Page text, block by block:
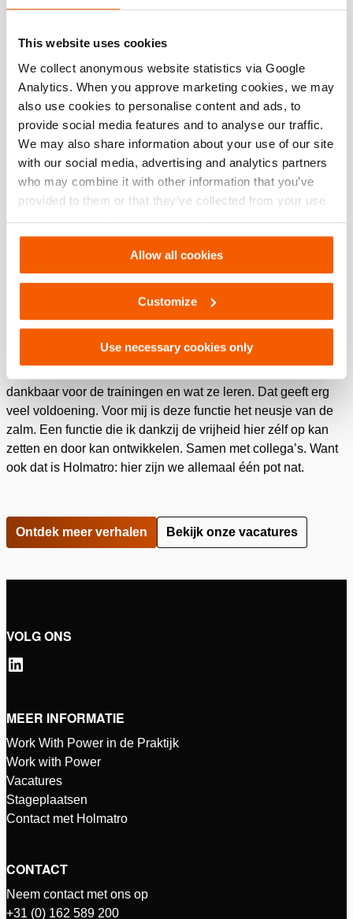
This website uses cookies
We collect anonymous website statistics via Google
Analytics. When you approve marketing cookies, we may
also use cookies to personalise content and ads, to
provide social media features and to analyse our traffic.
We may also share information about your use of our site
with our social media, advertising and analytics partners
who may combine it with other information that you’ve
provided to them or that they’ve collected from your use
of their services. You can change your preferences via
Settings. See ourcookiestatement.
Allow all cookies
Customize
Use necessary cookies only
en repareren. Superbelangrijk, want onze producten redden
kennis te delen. Dat kan met een fysieke training of op een
andere manier. Net waar de behoefte ligt. Door
vooruitstrevend te zijn, blijven we interessant, maar kunnen
we ook steeds beter ons verhaal overbrengen. En dat is
natuurlijk wat klanten aan je bindt. Ik krijg daar heel veel
vrijheid in. Ook omdat ik heb laten zien dat ik het kan. En als
mijn trainingen dan ook nog eens hun vruchten afwerpen,
geeft mij dat onwijs veel energie.
Bevlogen
We maken samen fantastische, hoogstaande producten. Het
is voor mij een eer om met die producten en voor Holmatro te
mogen werken. Dat ik mijn enthousiasme en kennis over die
producten ook nog eens kan delen met anderen, is voor mij
onze producten, maar ook de brandweerlieden die ermee
werken. De mensen die ik train zijn vaak erg blij met en
dankbaar voor de trainingen en wat ze leren. Dat geeft erg
veel voldoening. Voor mij is deze functie het neusje van de
zalm. Een functie die ik dankzij de vrijheid hier zélf op kan
zetten en door kan ontwikkelen. Samen met collega’s. Want
ook dat is Holmatro: hier zijn we allemaal één pot nat.
Ontdek meer verhalen Bekijk onze vacatures
VOLG ONS
MEER INFORMATIE
Work With Power in de Praktijk
Work with Power
Vacatures
Stageplaatsen
Contact met Holmatro
CONTACT
Neem contact met ons op
+31 (0) 162 589 200